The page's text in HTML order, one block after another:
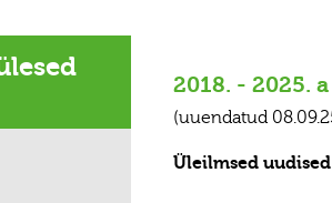
2018. - 2025.
(uuendatud
Üleilmsed